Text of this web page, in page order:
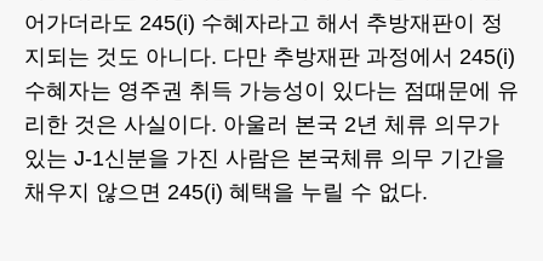
어가더라도 245(i) 수혜자라고 해서 추방재판이 정
지되는 것도 아니다. 다만 추방재판 과정에서 245(i)
수혜자는 영주권 취득 가능성이 있다는 점때문에 유
리한 것은 사실이다. 아울러 본국 2년 체류 의무가
있는 J-1신분을 가진 사람은 본국체류 의무 기간을
채우지 않으면 245(i) 혜택을 누릴 수 없다.